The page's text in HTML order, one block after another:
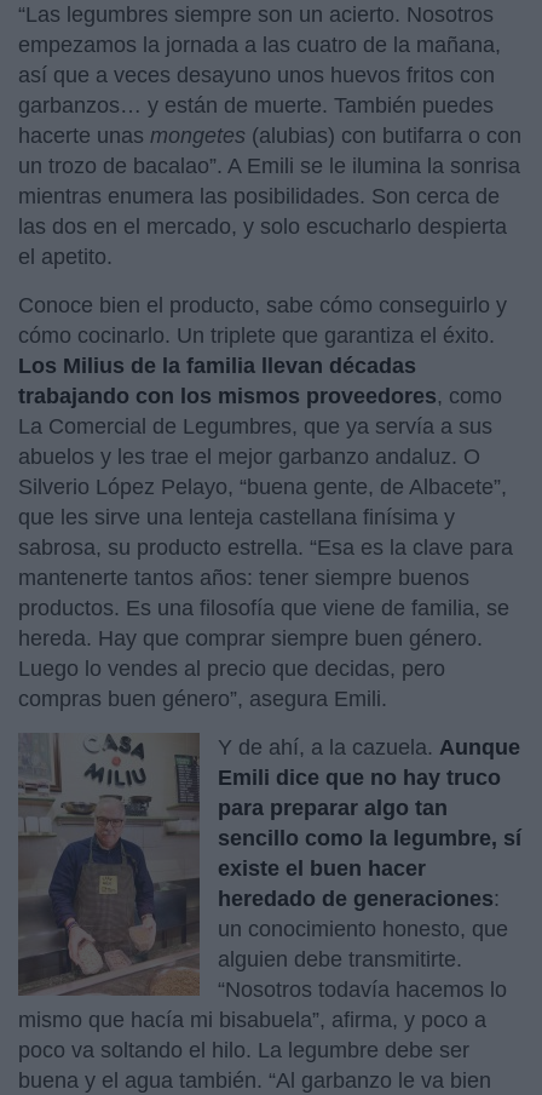
“Las legumbres siempre son un acierto. Nosotros
empezamos la jornada a las cuatro de la mañana,
así que a veces desayuno unos huevos fritos con
garbanzos… y están de muerte. También puedes
hacerte unas mongetes (alubias) con butifarra o con
un trozo de bacalao”. A Emili se le ilumina la sonrisa
mientras enumera las posibilidades. Son cerca de
las dos en el mercado, y solo escucharlo despierta
el apetito.
Conoce bien el producto, sabe cómo conseguirlo y
cómo cocinarlo. Un triplete que garantiza el éxito.
Los Milius de la familia llevan décadas
trabajando con los mismos proveedores, como
La Comercial de Legumbres, que ya servía a sus
abuelos y les trae el mejor garbanzo andaluz. O
Silverio López Pelayo, “buena gente, de Albacete”,
que les sirve una lenteja castellana finísima y
sabrosa, su producto estrella. “Esa es la clave para
mantenerte tantos años: tener siempre buenos
productos. Es una filosofía que viene de familia, se
hereda. Hay que comprar siempre buen género.
Luego lo vendes al precio que decidas, pero
compras buen género”, asegura Emili.
Y de ahí, a la cazuela. Aunque
Emili dice que no hay truco
para preparar algo tan
sencillo como la legumbre, sí
existe el buen hacer
heredado de generaciones:
un conocimiento honesto, que
alguien debe transmitirte.
“Nosotros todavía hacemos lo
mismo que hacía mi bisabuela”, afirma, y poco a
poco va soltando el hilo. La legumbre debe ser
buena y el agua también. “Al garbanzo le va bien